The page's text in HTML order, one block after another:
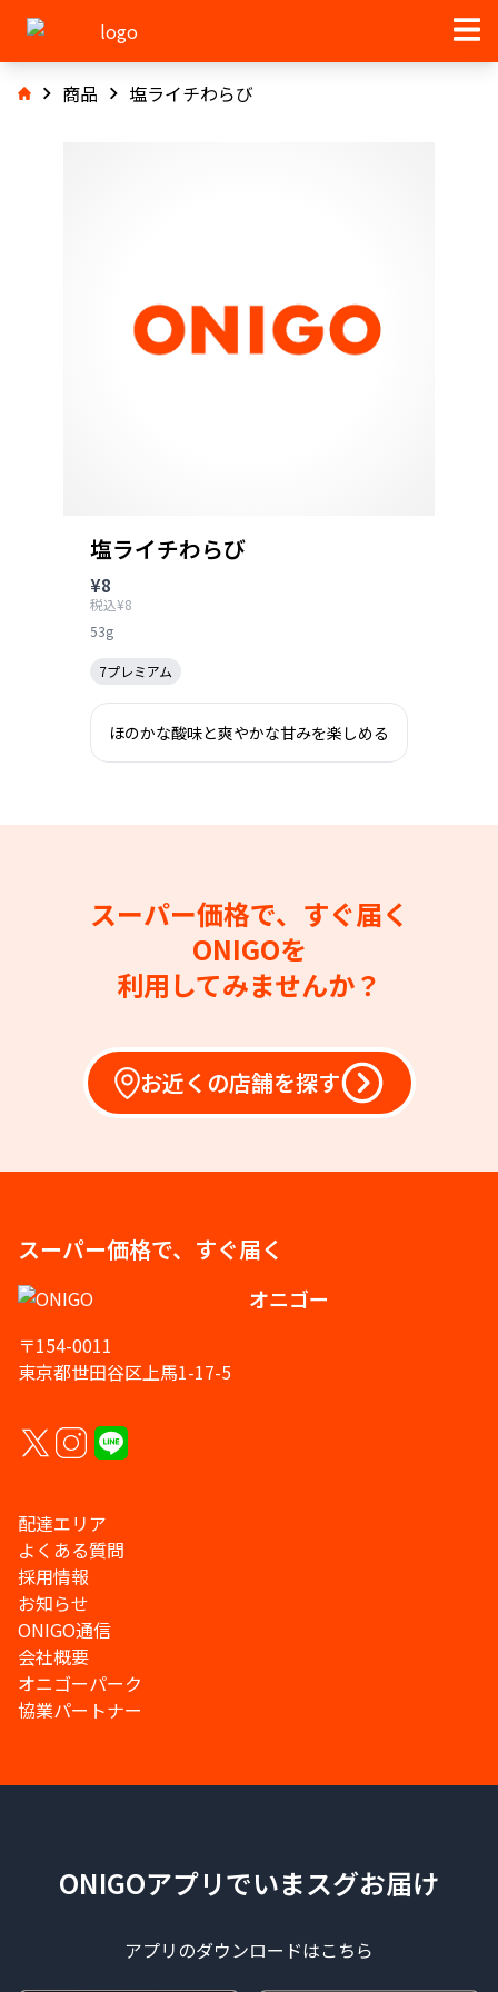
商品 塩ライチわらび
塩ライチわらび
¥8
税込¥8
53g
7プレミアム
ほのかな酸味と爽やかな甘みを楽しめる
スーパー価格で、すぐ届く
ONIGOを
利用してみませんか？
お近くの店舗を探す
スーパー価格で、すぐ届く
オニゴー
〒154-0011
東京都世田谷区上馬1-17-5
配達エリア
よくある質問
採用情報
お知らせ
ONIGO通信
会社概要
オニゴーパーク
協業パートナー
ONIGOアプリでいまスグお届け
アプリのダウンロードはこちら